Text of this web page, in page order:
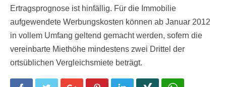
Ertragsprognose ist hinfällig. Für die Immobilie
aufgewendete Werbungskosten können ab Januar 2012
in vollem Umfang geltend gemacht werden, sofern die
vereinbarte Miethöhe mindestens zwei Drittel der
ortsüblichen Vergleichsmiete beträgt.